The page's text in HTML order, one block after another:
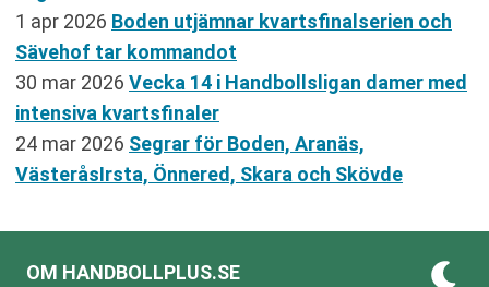
1 apr 2026 Boden utjämnar kvartsfinalserien och
Sävehof tar kommandot
30 mar 2026 Vecka 14 i Handbollsligan damer med
intensiva kvartsfinaler
24 mar 2026 Segrar för Boden, Aranäs,
VästeråsIrsta, Önnered, Skara och Skövde
OM HANDBOLLPLUS.SE